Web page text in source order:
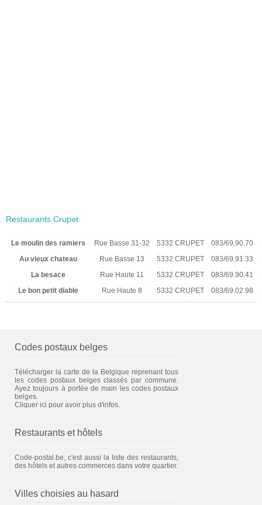
Restaurants Crupet
Le moulin des ramiers Rue Basse 31-32 5332 CRUPET
083/69.90.70
Au vieux chateau
Rue Basse 13 5332 CRUPET
083/69.91.33
La besace
Rue Haute 11 5332 CRUPET
083/69.90.41
Le bon petit diable
Rue Haute 8 5332 CRUPET 083/69.02.98
Codes postaux belges
Télécharger la carte de la Belgique reprenant tous
les codes postaux belges classés par commune.
Ayez toujours à portée de main les codes postaux
belges.
Cliquer ici pour avoir plus d'infos.
Restaurants et hôtels
Code-postal.be, c'est aussi la liste des restaurants,
des hôtels et autres commerces dans votre quartier.
Villes choisies au hasard